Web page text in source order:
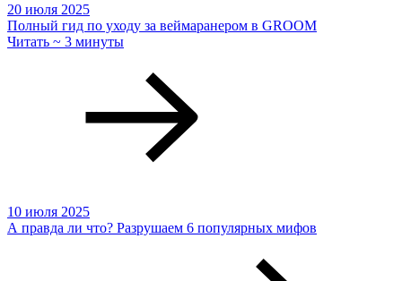
20 июля 2025
Полный гид по уходу за веймаранером в GROOM
Читать ~ 3 минуты
10 июля 2025
А правда ли что? Разрушаем 6 популярных мифов